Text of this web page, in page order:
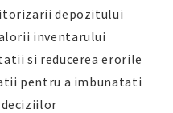
depozitului
inventarului
si reducerea erorile
pentru a imbunatati